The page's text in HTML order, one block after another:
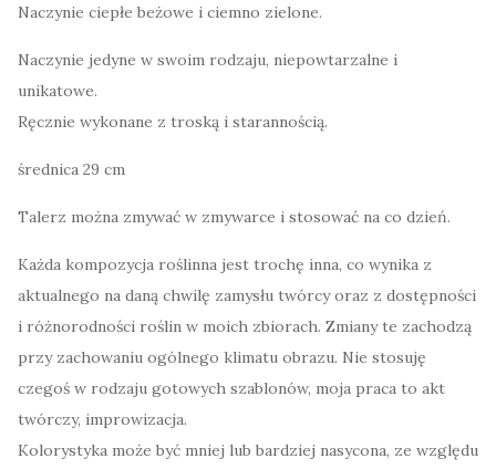
Naczynie ciepłe beżowe i ciemno zielone.
Naczynie jedyne w swoim rodzaju, niepowtarzalne i
unikatowe.
Ręcznie wykonane z troską i starannością.
średnica 29 cm
Talerz można zmywać w zmywarce i stosować na co dzień.
Każda kompozycja roślinna jest trochę inna, co wynika z
aktualnego na daną chwilę zamysłu twórcy oraz z dostępności
i różnorodności roślin w moich zbiorach. Zmiany te zachodzą
przy zachowaniu ogólnego klimatu obrazu. Nie stosuję
czegoś w rodzaju gotowych szablonów, moja praca to akt
twórczy, improwizacja.
Kolorystyka może być mniej lub bardziej nasycona, ze względu